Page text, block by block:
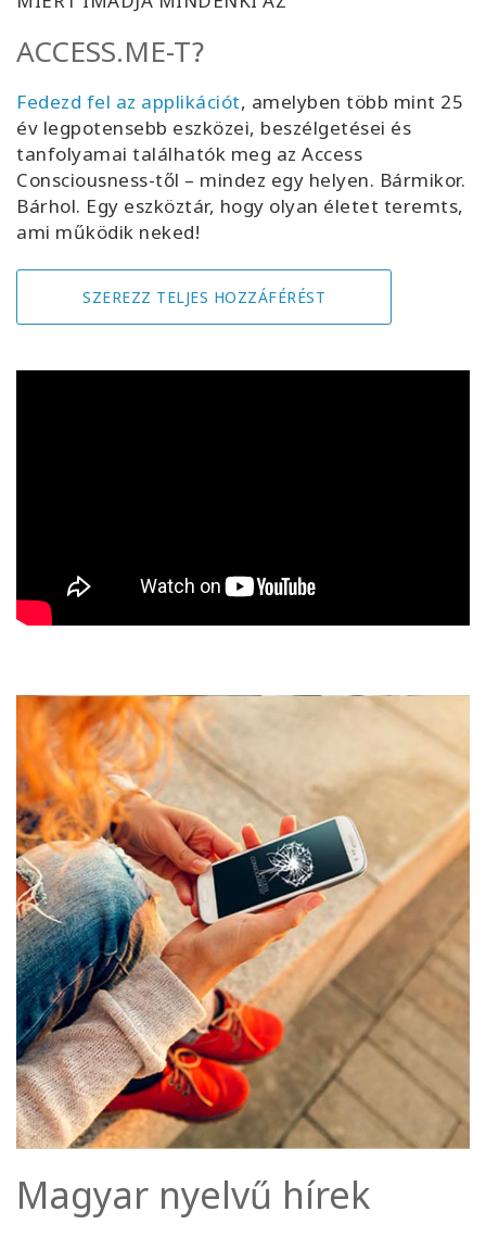
ACCESS.ME-T?
Fedezd fel az applikációt, amelyben több mint 25
év legpotensebb eszközei, beszélgetései és
tanfolyamai találhatók meg az Access
Consciousness-től – mindez egy helyen. Bármikor.
Bárhol. Egy eszköztár, hogy olyan életet teremts,
ami működik neked!
SZEREZZ TELJES HOZZÁFÉRÉST
Magyar nyelvű hírek